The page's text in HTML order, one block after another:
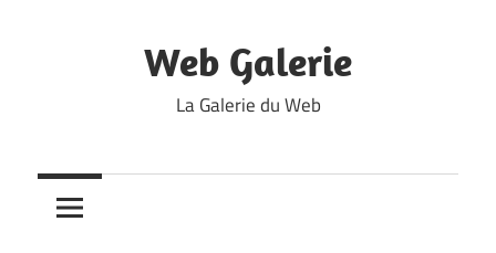
Web Galerie
La Galerie du Web